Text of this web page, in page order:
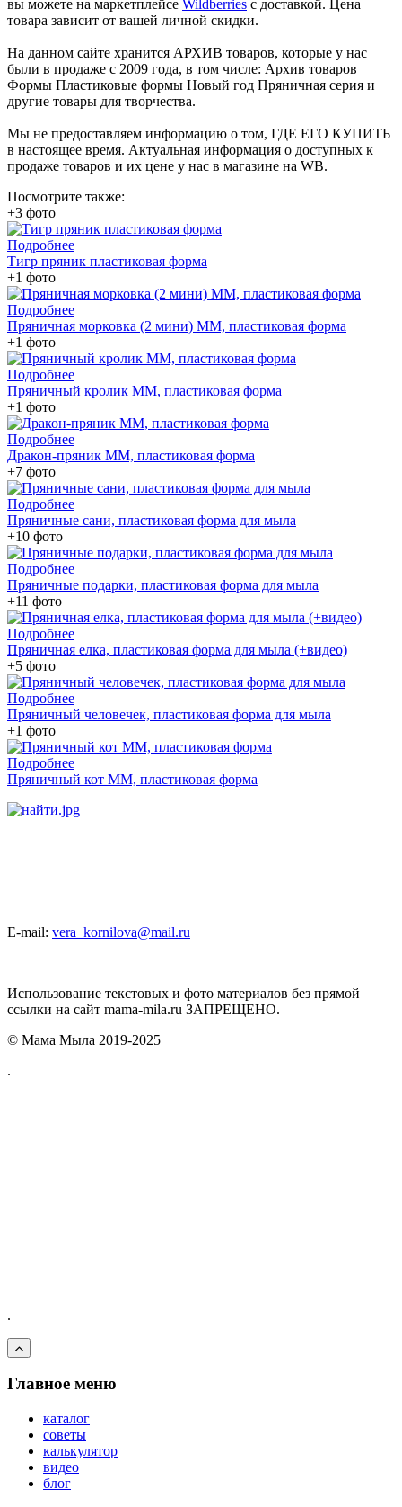
вы можете на маркетплейсе Wildberries с доставкой. Цена
товара зависит от вашей личной скидки.
На данном сайте хранится АРХИВ товаров, которые у нас
были в продаже с 2009 года, в том числе: Архив товаров
Формы Пластиковые формы Новый год Пряничная серия и
другие товары для творчества.
Мы не предоставляем информацию о том, ГДЕ ЕГО КУПИТЬ
в настоящее время. Актуальная информация о доступных к
продаже товаров и их цене у нас в магазине на WB.
Посмотрите также:
+3 фото
Подробнее
Тигр пряник пластиковая форма
+1 фото
Подробнее
Пряничная морковка (2 мини) ММ, пластиковая форма
+1 фото
Подробнее
Пряничный кролик ММ, пластиковая форма
+1 фото
Подробнее
Дракон-пряник ММ, пластиковая форма
+7 фото
Подробнее
Пряничные сани, пластиковая форма для мыла
+10 фото
Подробнее
Пряничные подарки, пластиковая форма для мыла
+11 фото
Подробнее
Пряничная елка, пластиковая форма для мыла (+видео)
+5 фото
Подробнее
Пряничный человечек, пластиковая форма для мыла
+1 фото
Подробнее
Пряничный кот ММ, пластиковая форма
E-mail: vera_kornilova@mail.ru
Использование текстовых и фото материалов без прямой
ссылки на сайт mama-mila.ru ЗАПРЕЩЕНО.
© Мама Мыла 2019-2025
.
.
Главное меню
каталог
советы
калькулятор
видео
блог